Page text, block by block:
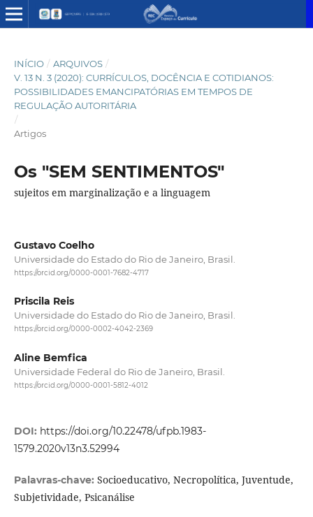
INÍCIO / ARQUIVOS /
V. 13 N. 3 (2020): CURRÍCULOS, DOCÊNCIA E COTIDIANOS:
POSSIBILIDADES EMANCIPATÓRIAS EM TEMPOS DE
REGULAÇÃO AUTORITÁRIA
/
Artigos
Os "SEM SENTIMENTOS"
sujeitos em marginalização e a linguagem
Gustavo Coelho
Universidade do Estado do Rio de Janeiro, Brasil.
https://orcid.org/0000-0001-7682-4717
Priscila Reis
Universidade do Estado do Rio de Janeiro, Brasil.
https://orcid.org/0000-0002-4042-2369
Aline Bemfica
Universidade Federal do Rio de Janeiro, Brasil.
https://orcid.org/0000-0001-5812-4012
DOI: https://doi.org/10.22478/ufpb.1983-
1579.2020v13n3.52994
Palavras-chave: Socioeducativo, Necropolítica, Juventude,
Subjetividade, Psicanálise